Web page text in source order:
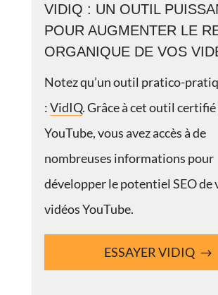
VIDIQ : UN OUTIL
POUR AUGMENTER LE
ORGANIQUE DE VOS
Notez qu’un outil pratico-
:VidIQ. Grâce à cet outil
YouTube, vous avez accès à de
nombreuses informations pour
développer le potentiel SEO de
vidéos YouTube.
ESSAYER VIDIQ